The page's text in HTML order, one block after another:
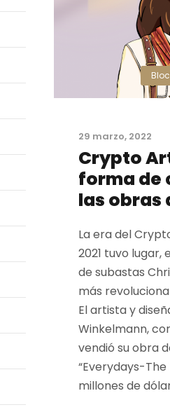
29 marzo, 2022
Crypto
forma de
las obras
La era del
2021 tuvo lugar,
de subastas
más
El artista y
Winkelmann,
vendió su obra
“Everydays-
millones de